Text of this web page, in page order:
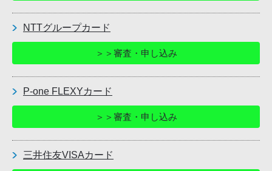
NTTグループカード
＞＞審査・申し込み
P-one FLEXYカード
＞＞審査・申し込み
三井住友VISAカード